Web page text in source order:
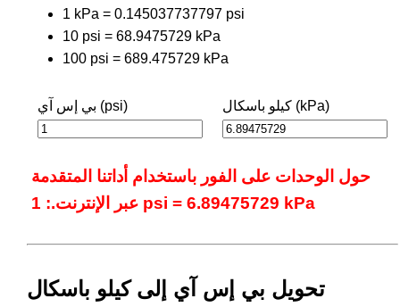
1 kPa = 0.145037737797 psi
10 psi = 68.9475729 kPa
100 psi = 689.475729 kPa
بي إس آي (psi) كيلو باسكال (kPa)
حول الوحدات على الفور باستخدام أداتنا المتقدمة
عبر الإنترنت.: 1 psi = 6.89475729 kPa
تحويل بي إس آي إلى كيلو باسكال